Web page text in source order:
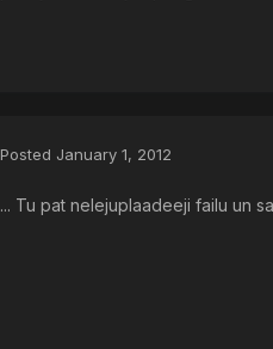
Posted January 1, 2012
... Tu pat nelejuplaadeeji failu un